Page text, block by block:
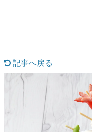
特集記事
アプリレビュー
記事へ戻る